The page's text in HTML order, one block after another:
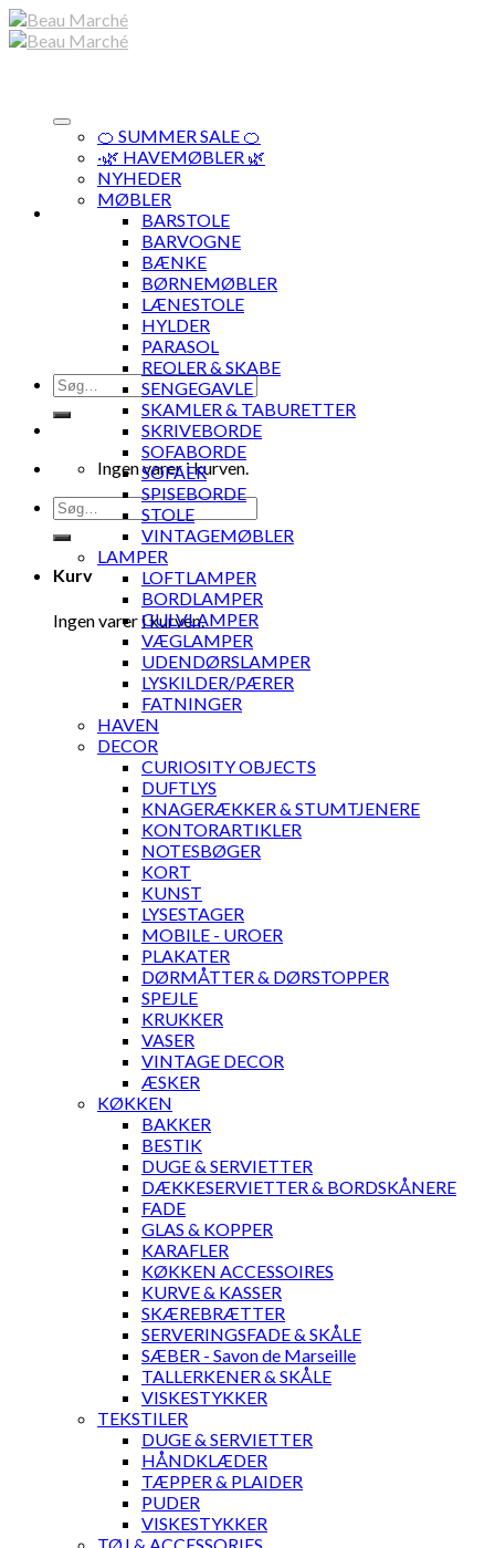
Skip
to
Søg
efter:
Ingen varer i kurven.
Søg
efter:
Kurv
Ingen varer i kurven.
🍊 SUMMER SALE 🍊
·🌿 HAVEMØBLER 🌿
NYHEDER
MØBLER
BARSTOLE
BARVOGNE
BÆNKE
BØRNEMØBLER
LÆNESTOLE
HYLDER
PARASOL
REOLER & SKABE
SENGEGAVLE
SKAMLER & TABURETTER
SKRIVEBORDE
SOFABORDE
SOFAER
SPISEBORDE
STOLE
VINTAGEMØBLER
LAMPER
LOFTLAMPER
BORDLAMPER
GULVLAMPER
VÆGLAMPER
UDENDØRSLAMPER
LYSKILDER/PÆRER
FATNINGER
HAVEN
DECOR
CURIOSITY OBJECTS
DUFTLYS
KNAGERÆKKER & STUMTJENERE
KONTORARTIKLER
NOTESBØGER
KORT
KUNST
LYSESTAGER
MOBILE - UROER
PLAKATER
DØRMÅTTER & DØRSTOPPER
SPEJLE
KRUKKER
VASER
VINTAGE DECOR
ÆSKER
KØKKEN
BAKKER
BESTIK
DUGE & SERVIETTER
DÆKKESERVIETTER & BORDSKÅNERE
FADE
GLAS & KOPPER
KARAFLER
KØKKEN ACCESSOIRES
KURVE & KASSER
SKÆREBRÆTTER
SERVERINGSFADE & SKÅLE
SÆBER - Savon de Marseille
TALLERKENER & SKÅLE
VISKESTYKKER
TEKSTILER
DUGE & SERVIETTER
HÅNDKLÆDER
TÆPPER & PLAIDER
PUDER
VISKESTYKKER